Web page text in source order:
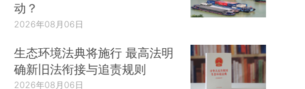
动？
2026年08月06日
生态环境法典将施行 最高法明
确新旧法衔接与追责规则
2026年08月06日